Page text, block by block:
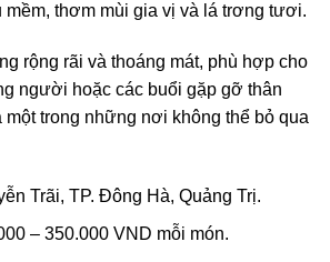
mềm, thơm mùi gia vị và lá trơng tươi.
rộng rãi và thoáng mát, phù hợp cho
người hoặc các buổi gặp gỡ thân
một trong những nơi không thể bỏ qua
Trãi, TP. Đông Hà, Quảng Trị.
– 350.000 VND mỗi món.